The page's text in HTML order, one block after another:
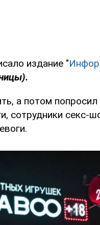
издание "
а потом попросил
сотрудники секс-